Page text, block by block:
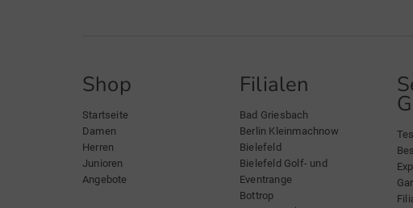
Shop
Startseite
Damen
Herren
Junioren
Angebote
Filialen
Bad Griesbach
Berlin Kleinmachnow
Bielefeld
Bielefeld Golf- und
Eventrange
Bottrop